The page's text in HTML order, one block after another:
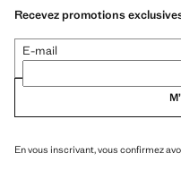
Recevez promotions
E-mail
En vous inscrivant, vous confirmez